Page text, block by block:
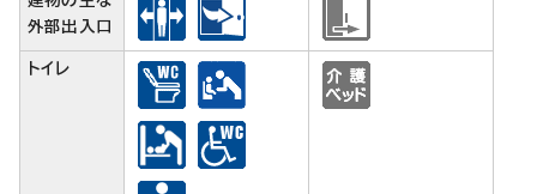
外部出入口
トイレ